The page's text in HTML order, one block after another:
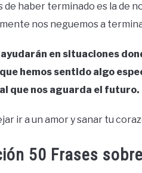
de haber terminado es la de
nos neguemos a
en situaciones
hemos sentido algo
que nos aguarda el
ir a un amor y sanar tu
50 Frases